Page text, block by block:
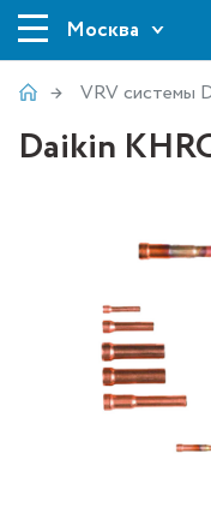
Москва
VRV системы
Daikin